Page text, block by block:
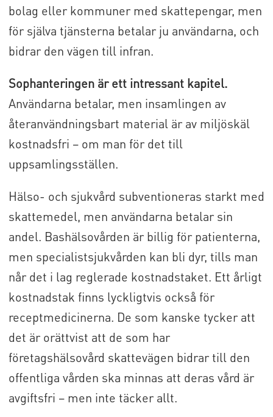
bolag eller kommuner med skattepengar, men
för själva tjänsterna betalar ju användarna, och
bidrar den vägen till infran.
Sophanteringen är ett intressant kapitel.
Användarna betalar, men insamlingen av
återanvändningsbart material är av miljöskäl
kostnadsfri – om man för det till
uppsamlingsställen.
Hälso- och sjukvård subventioneras starkt med
skattemedel, men användarna betalar sin
andel. Bashälsovården är billig för patienterna,
men specialistsjukvården kan bli dyr, tills man
når det i lag reglerade kostnadstaket. Ett årligt
kostnadstak finns lyckligtvis också för
receptmedicinerna. De som kanske tycker att
det är orättvist att de som har
företagshälsovård skattevägen bidrar till den
offentliga vården ska minnas att deras vård är
avgiftsfri – men inte täcker allt.